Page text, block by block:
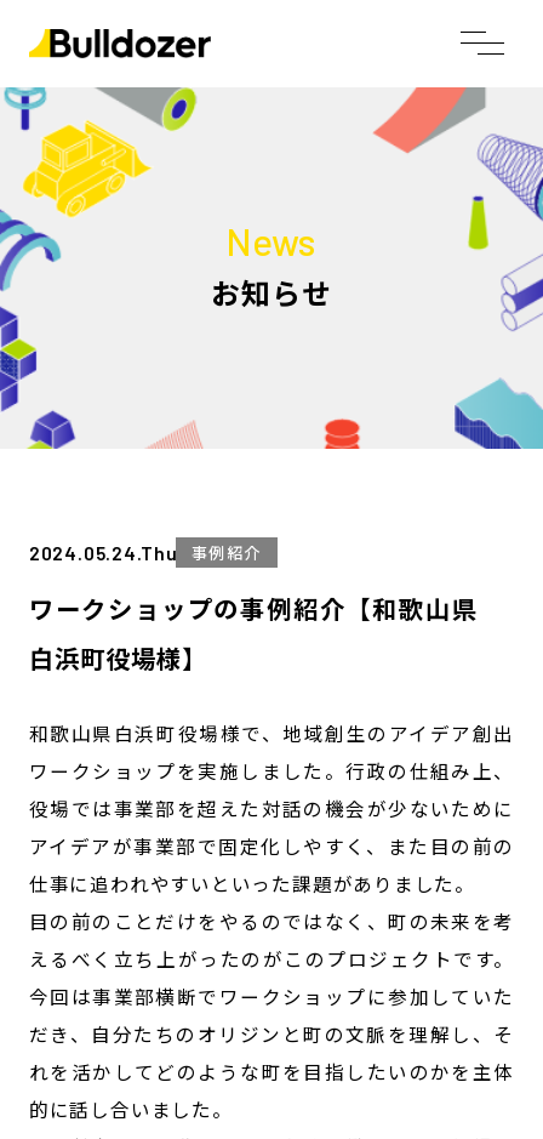
News
お知らせ
2024.05.24.Thu 事例紹介
ワークショップの事例紹介【和歌山県
白浜町役場様】
和歌山県白浜町役場様で、地域創生のアイデア創出
ワークショップを実施しました。行政の仕組み上、
役場では事業部を超えた対話の機会が少ないために
アイデアが事業部で固定化しやすく、また目の前の
仕事に追われやすいといった課題がありました。
目の前のことだけをやるのではなく、町の未来を考
えるべく立ち上がったのがこのプロジェクトです。
今回は事業部横断でワークショップに参加していた
だき、自分たちのオリジンと町の文脈を理解し、そ
れを活かしてどのような町を目指したいのかを主体
的に話し合いました。